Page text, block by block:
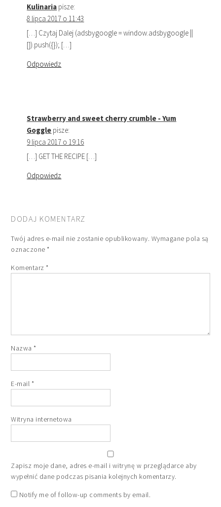
Kulinaria pisze:
8 lipca 2017 o 11:43
[…] Czytaj Dalej (adsbygoogle = window.adsbygoogle ||
[]).push({}); […]
Odpowiedz
Strawberry and sweet cherry crumble - Yum
Goggle pisze:
9 lipca 2017 o 19:16
[…] GET THE RECIPE […]
Odpowiedz
DODAJ KOMENTARZ
Twój adres e-mail nie zostanie opublikowany. Wymagane pola są
oznaczone*
Komentarz*
Nazwa*
E-mail *
Witryna internetowa
Zapisz moje dane, adres e-mail i witrynę w przeglądarce aby
wypełnić dane podczas pisania kolejnych komentarzy.
Notify me of follow-up comments by email.